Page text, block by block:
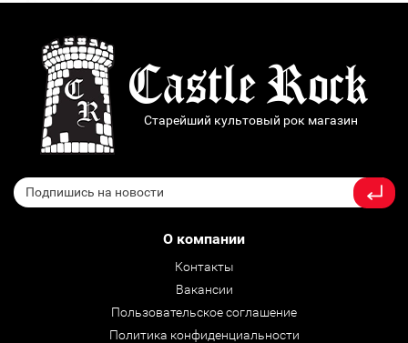
Старейший культовый рок магазин
О компании
Контакты
Вакансии
Пользовательское соглашение
Политика конфиденциальности